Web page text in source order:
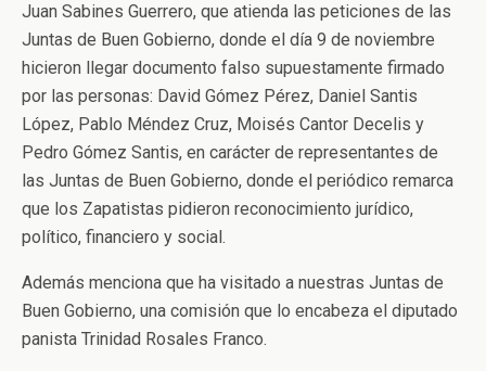
Juan Sabines Guerrero, que atienda las peticiones de las
Juntas de Buen Gobierno, donde el día 9 de noviembre
hicieron llegar documento falso supuestamente firmado
por las personas: David Gómez Pérez, Daniel Santis
López, Pablo Méndez Cruz, Moisés Cantor Decelis y
Pedro Gómez Santis, en carácter de representantes de
las Juntas de Buen Gobierno, donde el periódico remarca
que los Zapatistas pidieron reconocimiento jurídico,
político, financiero y social.
Además menciona que ha visitado a nuestras Juntas de
Buen Gobierno, una comisión que lo encabeza el diputado
panista Trinidad Rosales Franco.